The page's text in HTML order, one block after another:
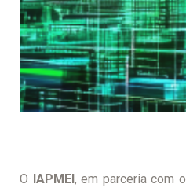
O IAPMEI, em parceria com o